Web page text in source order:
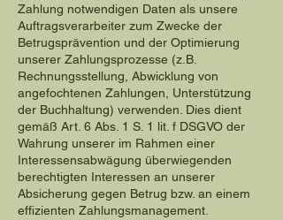
Zahlung notwendigen Daten als unsere
Auftragsverarbeiter zum Zwecke der
Betrugsprävention und der Optimierung
unserer Zahlungsprozesse (z.B.
Rechnungsstellung, Abwicklung von
angefochtenen Zahlungen, Unterstützung
der Buchhaltung) verwenden. Dies dient
gemäß Art. 6 Abs. 1 S. 1 lit. f DSGVO der
Wahrung unserer im Rahmen einer
Interessensabwägung überwiegenden
berechtigten Interessen an unserer
Absicherung gegen Betrug bzw. an einem
effizienten Zahlungsmanagement.